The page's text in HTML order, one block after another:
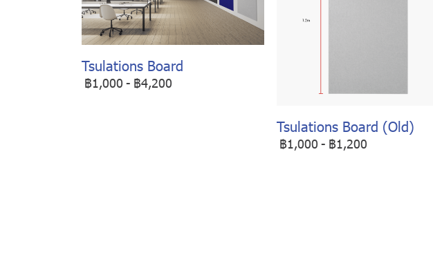
Tsulations Board
฿1,000 - ฿4,200
Tsulations Board (Old)
฿1,000 - ฿1,200